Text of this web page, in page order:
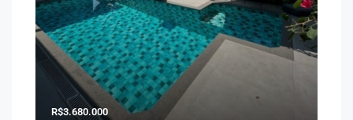
R$3.680.000